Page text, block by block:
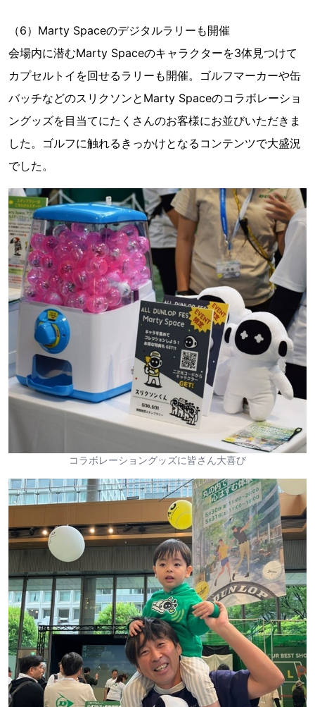
（6）Marty Spaceのデジタルラリーも開催
会場内に潜むMarty Spaceのキャラクターを3体見つけて
カプセルトイを回せるラリーも開催。ゴルフマーカーや缶
バッチなどのスリクソンとMarty Spaceのコラボレーショ
ングッズを目当てにたくさんのお客様にお並びいただきま
した。ゴルフに触れるきっかけとなるコンテンツで大盛況
でした。
コラボレーショングッズに皆さん大喜び